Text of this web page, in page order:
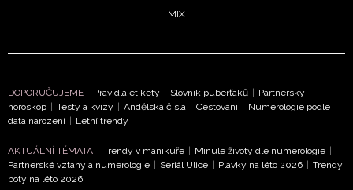
MIX
DOPORUČUJEME Pravidla etikety Slovník puberťáků
Partnerský
horoskop
Testy a kvízy Andělská čísla Cestování
Numerologie podle
data narození
Letní trendy
AKTUÁLNÍ TÉMATA Trendy v manikúře Minulé životy dle numerologie
Partnerské vztahy a numerologie
Seriál Ulice Plavky na léto 2026
Trendy
boty na léto 2026